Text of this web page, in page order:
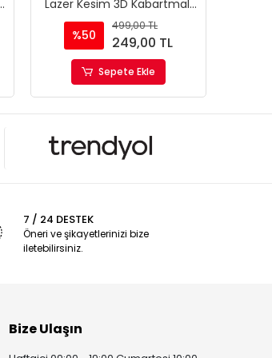
Lazer Kesim 3D Kabartmalı
Model Motor Plakalığı
%50
499,00 TL
249,00 TL
Sepete Ekle
7 / 24 DESTEK
Öneri ve şikayetlerinizi bize
iletebilirsiniz.
Bize Ulaşın